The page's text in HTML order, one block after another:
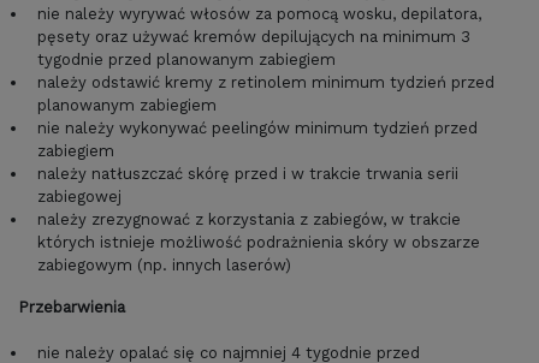
nie należy wyrywać włosów za pomocą wosku, depilatora,
pęsety oraz używać kremów depilujących na minimum 3
tygodnie przed planowanym zabiegiem
należy odstawić kremy z retinolem minimum tydzień przed
planowanym zabiegiem
nie należy wykonywać peelingów minimum tydzień przed
zabiegiem
należy natłuszczać skórę przed i w trakcie trwania serii
zabiegowej
należy zrezygnować z korzystania z zabiegów, w trakcie
których istnieje możliwość podrażnienia skóry w obszarze
zabiegowym (np. innych laserów)
Przebarwienia
nie należy opalać się co najmniej 4 tygodnie przed